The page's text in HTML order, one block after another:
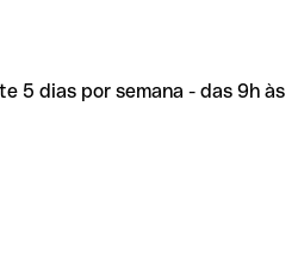
5 dias por semana - das 9h às